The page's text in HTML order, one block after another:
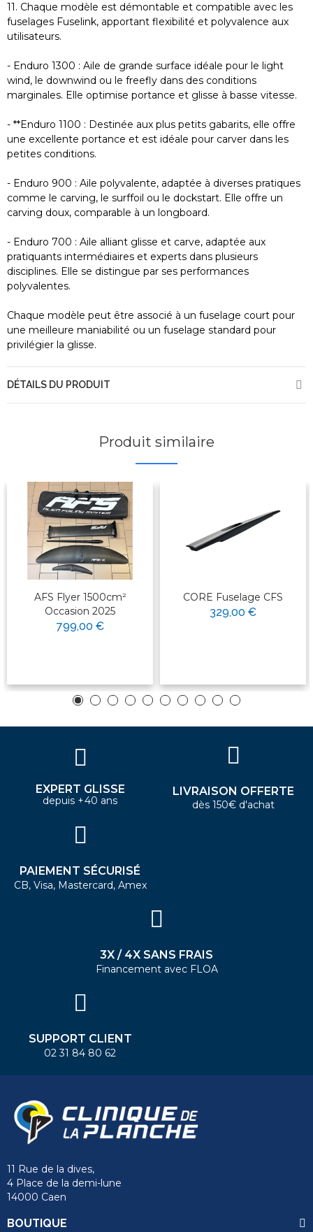
11. Chaque modèle est démontable et compatible avec les
fuselages Fuselink, apportant flexibilité et polyvalence aux
utilisateurs.
- Enduro 1300 : Aile de grande surface idéale pour le light
wind, le downwind ou le freefly dans des conditions
marginales. Elle optimise portance et glisse à basse vitesse.
- **Enduro 1100 : Destinée aux plus petits gabarits, elle offre
une excellente portance et est idéale pour carver dans les
petites conditions.
- Enduro 900 : Aile polyvalente, adaptée à diverses pratiques
comme le carving, le surffoil ou le dockstart. Elle offre un
carving doux, comparable à un longboard.
- Enduro 700 : Aile alliant glisse et carve, adaptée aux
pratiquants intermédiaires et experts dans plusieurs
disciplines. Elle se distingue par ses performances
polyvalentes.
Chaque modèle peut être associé à un fuselage court pour
une meilleure maniabilité ou un fuselage standard pour
privilégier la glisse.
DÉTAILS DU PRODUIT
Produit similaire
AFS Flyer 1500cm²
Occasion 2025
799,00 €
CORE Fuselage CFS
329,00 €
EXPERT GLISSE
depuis +40 ans
LIVRAISON OFFERTE
dès 150€ d'achat
PAIEMENT SÉCURISÉ
CB, Visa, Mastercard, Amex
3X / 4X SANS FRAIS
Financement avec FLOA
SUPPORT CLIENT
02 31 84 80 62
11 Rue de la dives,
4 Place de la demi-lune
14000 Caen
BOUTIQUE